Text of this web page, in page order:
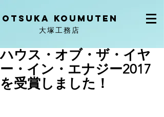
OtSuka KOUMUTEN
大塚工務店
ハウス・オブ・ザ・イヤ
ー・イン・エナジー2017
を受賞しました！